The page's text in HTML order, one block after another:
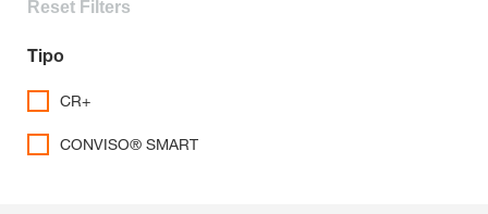
Reset Filters
Tipo
CR+
CONVISO® SMART